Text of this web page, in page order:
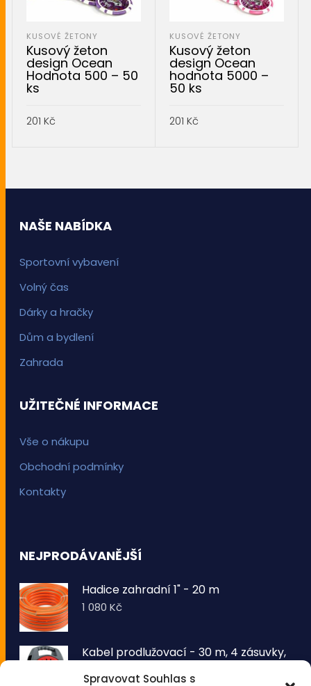
Spravovat Souhlas s
KUSOVÉ ŽETONY
Kusový žeton
design Ocean
Hodnota 500 – 50
ks
201 Kč
KUSOVÉ ŽETONY
Kusový žeton
design Ocean
hodnota 5000 –
50 ks
201 Kč
NAŠE NABÍDKA
Sportovní vybavení
Volný čas
Dárky a hračky
Dům a bydlení
Zahrada
UŽITEČNÉ INFORMACE
Vše o nákupu
Obchodní podmínky
Kontakty
NEJPRODÁVANĚJŠÍ
Hadice zahradní 1" - 20 m
1 080Kč
Kabel prodlužovací - 30 m, 4 zásuvky,